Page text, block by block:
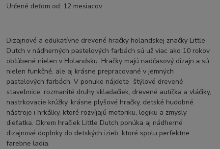
Určené deťom od: 12 mesiacov
Dizajnové a edukatívne drevené hračky holandskej značky Little
Dutch v nádherných pastelových farbách sú už viac ako 10 rokov
obľúbené nielen v Holandsku. Hračky majú nadčasový dizajn a sú
nielen funkčné, ale aj krásne prepracované v jemných
pastelových farbách. V ponuke nájdete štýlové drevené
stavebnice, rozmanité druhy skladačiek, drevené autíčka a vláčiky,
nastrkovacie krúžky, krásne plyšové hračky, detské hudobné
nástroje i hrkálky, ktoré rozvíjajú motoriku, logiku a zmysly
dieťatka. Okrem hračiek Little Dutch ponúka aj nádherné
dizajnové doplnky do detských izieb, ktoré spolu perfektne
farebne ladia.